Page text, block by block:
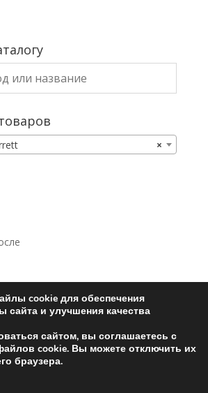
×
турбин
Контакты
соглашение
cookie для обеспечения
сайта и улучшения качества
сайтом, вы соглашаетесь с
cookie. Вы можете отключить их
браузера.